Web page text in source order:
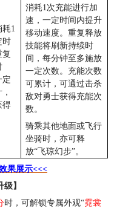
1
时
定
得
消耗1次充能进行加
速，一定时间内提升
移动速度。重复释放
技能将刷新持续时
间，每分钟至多施放
一定次数。充能次数
可累计，可通过击杀
敌对勇士获得充能次
数。
骑乘其他地面或飞行
坐骑时，亦可释
放“飞琼幻步”。
果展示<<<
】
时，可解锁专属外观“霓裳